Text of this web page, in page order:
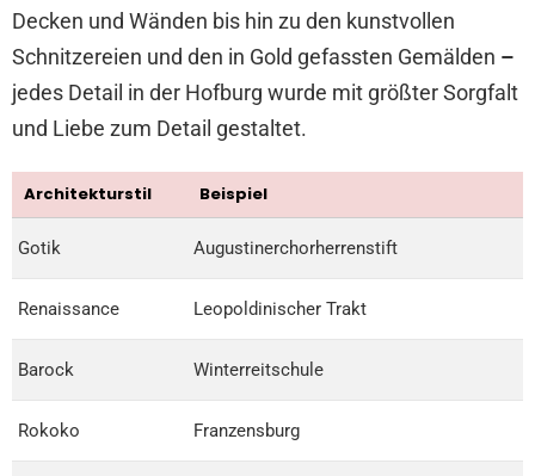
Decken und Wänden bis hin zu den kunstvollen
Schnitzereien und den in Gold gefassten Gemälden –
jedes Detail in der Hofburg wurde mit größter Sorgfalt
und Liebe zum Detail gestaltet.
Architekturstil Beispiel
Gotik Augustinerchorherrenstift
Renaissance Leopoldinischer Trakt
Barock Winterreitschule
Rokoko Franzensburg